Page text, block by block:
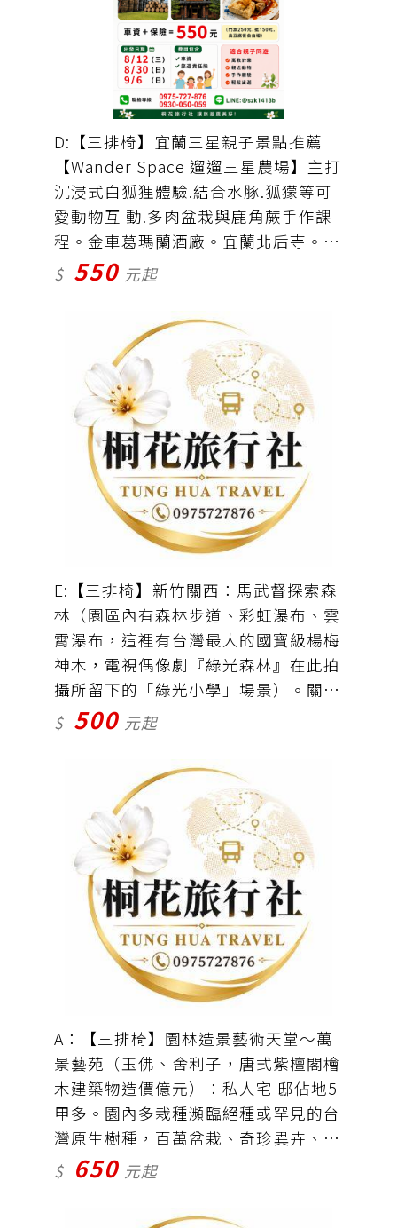
D:【三排椅】宜蘭三星親子景點推薦
【Wander Space 遛遛三星農場】主打
沉浸式白狐狸體驗.結合水豚.狐獴等可
愛動物互 動.多肉盆栽與鹿角蕨手作課
程。金車葛瑪蘭酒廠。宜蘭北后寺。礁
溪玉里臭豆腐〜排隊美食。車資＋保險
$ 550 元起
E:【三排椅】新竹關西：馬武督探索森
林（園區內有森林步道、彩虹瀑布、雲
霄瀑布，這裡有台灣最大的國寶級楊梅
神木，電視偶像劇『綠光森林』在此拍
攝所留下的「綠光小學」場景）。關西
老街。關西農會仙草工廠。金勇蕃茄休
$ 500 元起
A：【三排椅】園林造景藝術天堂～萬
景藝苑（玉佛、舍利子，唐式紫檀閣檜
木建築物造價億元）：私人宅 邸佔地5
甲多。園內多栽種瀕臨絕種或罕見的台
灣原生樹種，百萬盆栽、奇珍異卉、珍
貴木化石。田尾公路 花園。北斗肉
元、優待票$150）(如：25人以上的團
$ 650 元起